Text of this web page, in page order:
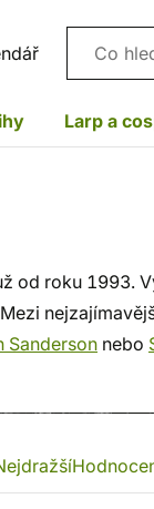
Larp a
od roku 1993.
Sanderson nebo